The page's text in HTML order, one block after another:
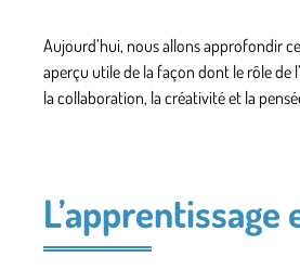
Aujourd’hui, nous allons approfondir
aperçu utile de la façon dont le rôle
la collaboration, la créativité et la